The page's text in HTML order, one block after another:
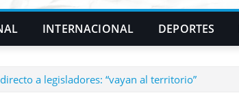
INTERNACIONAL DEPORTES
a legisladores: “vayan al territorio”